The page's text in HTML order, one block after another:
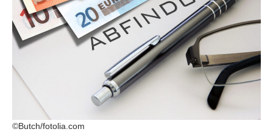
©Butch/fotolia.com